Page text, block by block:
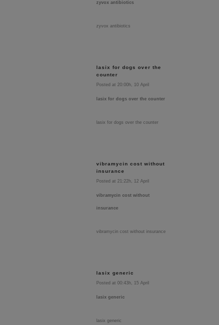
zyvox antibiotics
zyvox antibiotics
lasix for dogs over the
counter
Posted at 20:00h, 10 April
lasix for dogs over the counter
lasix for dogs over the counter
vibramycin cost without
insurance
Posted at 21:22h, 12 April
vibramycin cost without
insurance
vibramycin cost without insurance
lasix generic
Posted at 00:43h, 15 April
lasix generic
lasix generic